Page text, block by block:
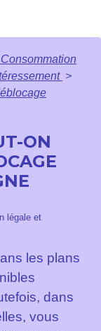
>
ON
légale et
les plans
dans
vous